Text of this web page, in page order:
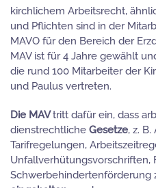
kirchlichem Arbeitsrecht,
und Pflichten sind in der
MAVO für den Bereich der
MAV ist für 4 Jahre gewählt
die rund 100 Mitarbeiter der
und Paulus vertreten.
Die MAVtritt dafür ein, dass
dienstrechtliche Gesetze, z.
Tarifregelungen,
Unfallverhütungsvorschriften,
Schwerbehindertenförderung